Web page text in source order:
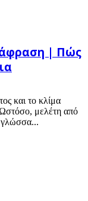
| Πώς
και το κλίμα
μελέτη από
γλώσσα...